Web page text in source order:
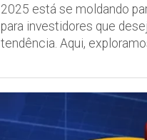
2025 está se moldando
para investidores que
tendência. Aqui,